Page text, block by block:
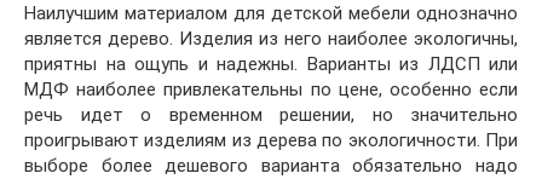
Наилучшим материалом для детской мебели однозначно
является дерево. Изделия из него наиболее экологичны,
приятны на ощупь и надежны. Варианты из ЛДСП или
МДФ наиболее привлекательны по цене, особенно если
речь идет о временном решении, но значительно
проигрывают изделиям из дерева по экологичности. При
выборе более дешевого варианта обязательно надо